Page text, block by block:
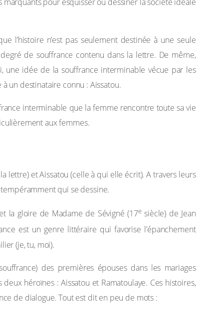
l’histoire n’est pas seulement destinée à une seule
de souffrance contenu dans la lettre. De même,
une idée de la souffrance interminable vécue par les
un destinataire connu : Aissatou.
interminable que la femme rencontre toute sa vie
aux femmes.
lettre) et Aissatou (celle à qui elle écrit). A travers leurs
qui se dessine.
la gloire de Madame de Sévigné (17esiècle) de Jean
est un genre littéraire qui favorise l’épanchement
(je, tu, moi).
des premières épouses dans les mariages
héroïnes : Aissatou et Ramatoulaye. Ces histoires,
de dialogue. Tout est dit en peu de mots :